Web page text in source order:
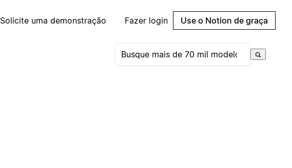
Solicite uma demonstração Fazer login Use o Notion de graça